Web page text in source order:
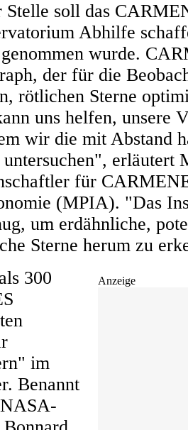
Stelle soll das
Abhilfe
wurde.
der für die
rötlichen Sterne
uns helfen, unsere
wir die mit Abstand
erläutert
für
(MPIA). "Das
um erdähnliche,
Sterne herum zu
Anzeige
300
im
Benannt